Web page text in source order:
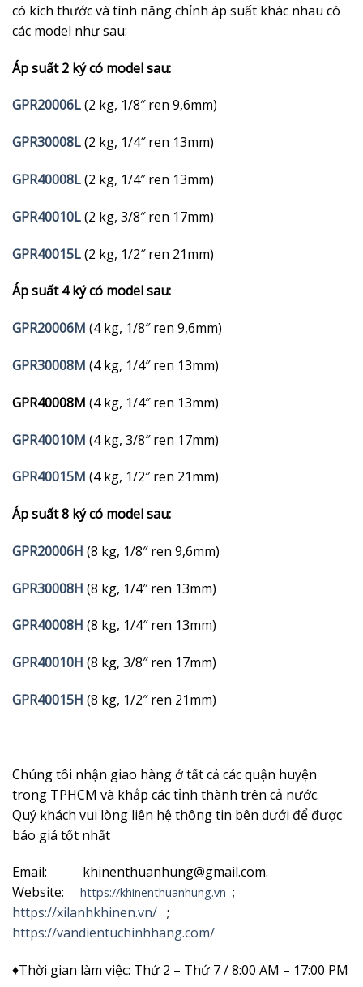
có kích thước và tính năng chỉnh áp suất khác nhau có
các model như sau:
Áp suất 2 ký có model sau:
GPR20006L(2 kg, 1/8″ ren 9,6mm)
GPR30008L(2 kg, 1/4″ ren 13mm)
GPR40008L(2 kg, 1/4″ ren 13mm)
GPR40010L(2 kg, 3/8″ ren 17mm)
GPR40015L(2 kg, 1/2″ ren 21mm)
Áp suất 4 ký có model sau:
GPR20006M (4 kg, 1/8″ ren 9,6mm)
GPR30008M (4 kg, 1/4″ ren 13mm)
GPR40008M (4 kg, 1/4″ ren 13mm)
GPR40010M (4 kg, 3/8″ ren 17mm)
GPR40015M (4 kg, 1/2″ ren 21mm)
Áp suất 8 ký có model sau:
GPR20006H (8 kg, 1/8″ ren 9,6mm)
GPR30008H (8 kg, 1/4″ ren 13mm)
GPR40008H (8 kg, 1/4″ ren 13mm)
GPR40010H (8 kg, 3/8″ ren 17mm)
GPR40015H (8 kg, 1/2″ ren 21mm)
Chúng tôi nhận giao hàng ở tất cả các quận huyện
trong TPHCM và khắp các tỉnh thành trên cả nước.
Quý khách vui lòng liên hệ thông tin bên dưới để được
báo giá tốt nhất
Email: khinenthuanhung@gmail.com.
Website: https://khinenthuanhung.vn ;
https://xilanhkhinen.vn/ ;
https://vandientuchinhhang.com/
♦Thời gian làm việc: Thứ 2 – Thứ 7 / 8:00 AM – 17:00 PM